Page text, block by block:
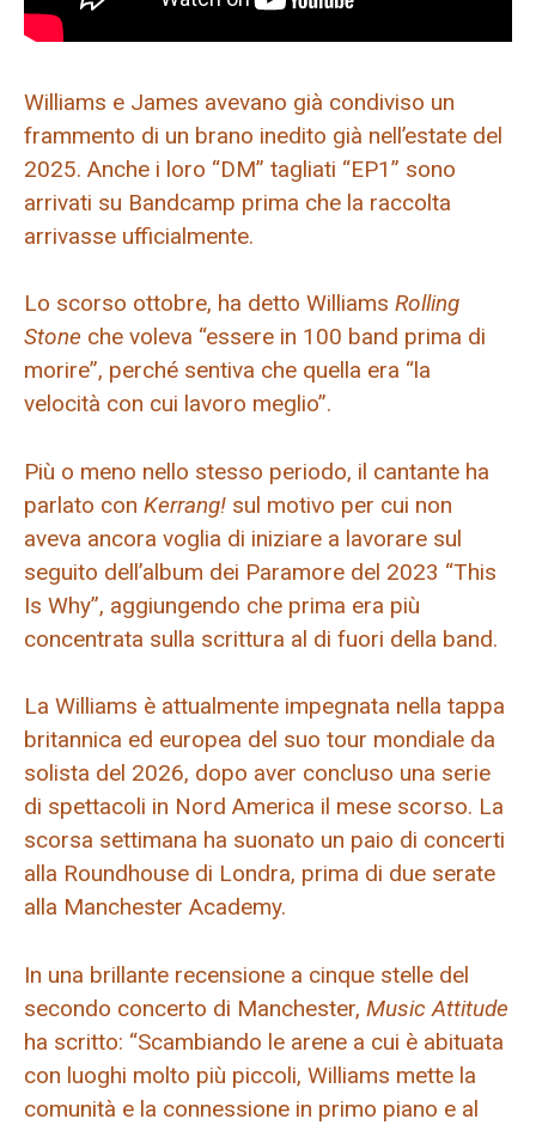
Williams e James avevano già condiviso un
frammento di un brano inedito già nell’estate del
2025. Anche i loro “DM” tagliati “EP1” sono
arrivati ​​​​su Bandcamp prima che la raccolta
arrivasse ufficialmente.
Lo scorso ottobre, ha detto Williams Rolling
Stone che voleva “essere in 100 band prima di
morire”, perché sentiva che quella era “la
velocità con cui lavoro meglio”.
Più o meno nello stesso periodo, il cantante ha
parlato con Kerrang! sul motivo per cui non
aveva ancora voglia di iniziare a lavorare sul
seguito dell’album dei Paramore del 2023 “This
Is Why”, aggiungendo che prima era più
concentrata sulla scrittura al di fuori della band.
La Williams è attualmente impegnata nella tappa
britannica ed europea del suo tour mondiale da
solista del 2026, dopo aver concluso una serie
di spettacoli in Nord America il mese scorso. La
scorsa settimana ha suonato un paio di concerti
alla Roundhouse di Londra, prima di due serate
alla Manchester Academy.
In una brillante recensione a cinque stelle del
secondo concerto di Manchester, Music Attitude
ha scritto: “Scambiando le arene a cui è abituata
con luoghi molto più piccoli, Williams mette la
comunità e la connessione in primo piano e al